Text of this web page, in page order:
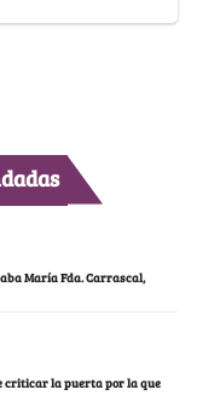
María Fda. Carrascal,
criticar la puerta por la que